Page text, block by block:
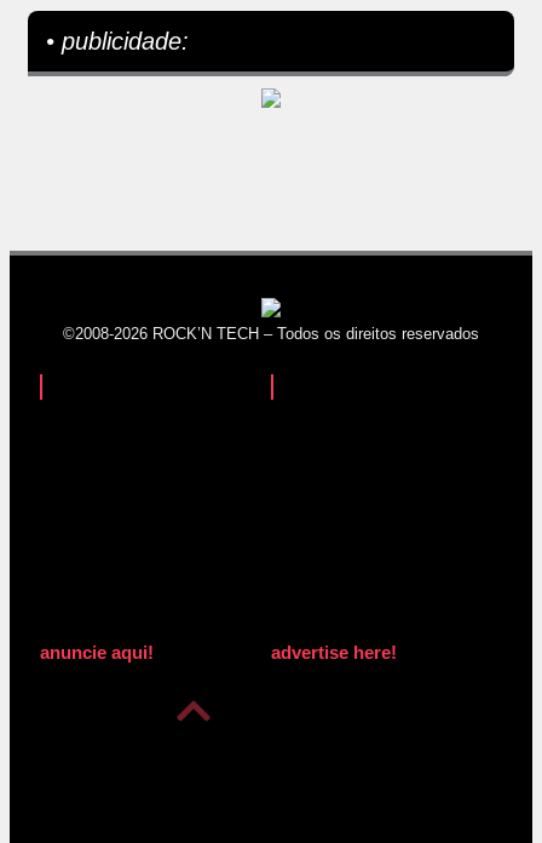
• publicidade:
©2008-2026 ROCK’N TECH – Todos os direitos reservados
anuncie aqui! advertise here!